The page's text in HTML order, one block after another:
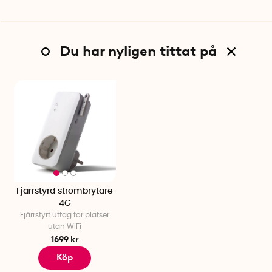
huvudenhet genom att ange numret som hör till sim-
kortet.
Du kan nu koppla in den elektriska enheten i uttaget och
styra den via appen.
Du har nyligen tittat på
Fjärrstyrd strömbrytare
4G
Fjärrstyrt uttag för platser
utan WiFi
1699 kr
Köp